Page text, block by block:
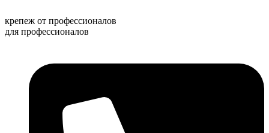
к
содержимому
крепеж от профессионалов
для профессионалов